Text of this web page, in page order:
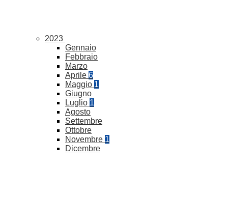
2023
Gennaio
Febbraio
Marzo
Aprile 6
Maggio 1
Giugno
Luglio 1
Agosto
Settembre
Ottobre
Novembre 1
Dicembre